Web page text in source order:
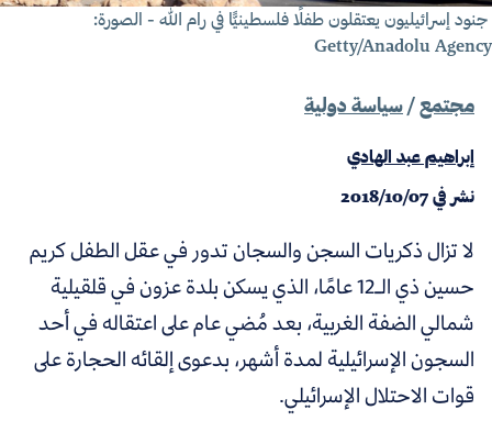
إسرائيليون يعتقلون طفلًا فلسطينيًّا في رام الله - الصورة:
Getty/Anadolu
مجتمع/ سياسة دولية
إبراهيم عبد الهادي
نشر في2018/10/07
لا تزال ذكريات السجن والسجان تدور في عقل الطفل كريم
حسين ذي الـ12 عامًا، الذي يسكن بلدة عزون في قلقيلية
شمالي الضفة الغربية، بعد مُضي عام على اعتقاله في أحد
السجون الإسرائيلية لمدة أشهر، بدعوى إلقائه الحجارة على
قوات الاحتلال الإسرائيلي.